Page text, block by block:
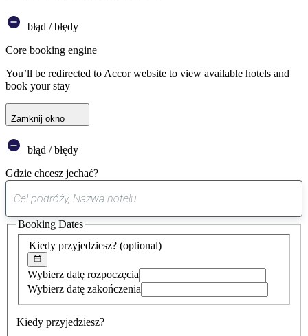
błąd / błędy
Core booking engine
You’ll be redirected to Accor website to view available hotels and
book your stay
Zamknij okno
błąd / błędy
Gdzie chcesz jechać?
sugestia
została
znaleziona
Kiedy przyjedziesz? (optional)
Wybierz datę rozpoczęcia
Wybierz datę zakończenia
Kiedy przyjedziesz?
Booking Dates